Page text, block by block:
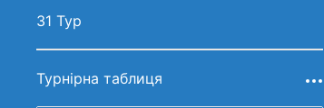
31 Тур
Турнірна таблиця